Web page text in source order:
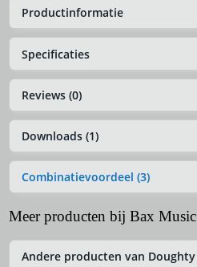
Productinformatie
Specificaties
Reviews (0)
Downloads (1)
Combinatievoordeel (3)
Meer producten bij Bax Music
Andere producten van Doughty